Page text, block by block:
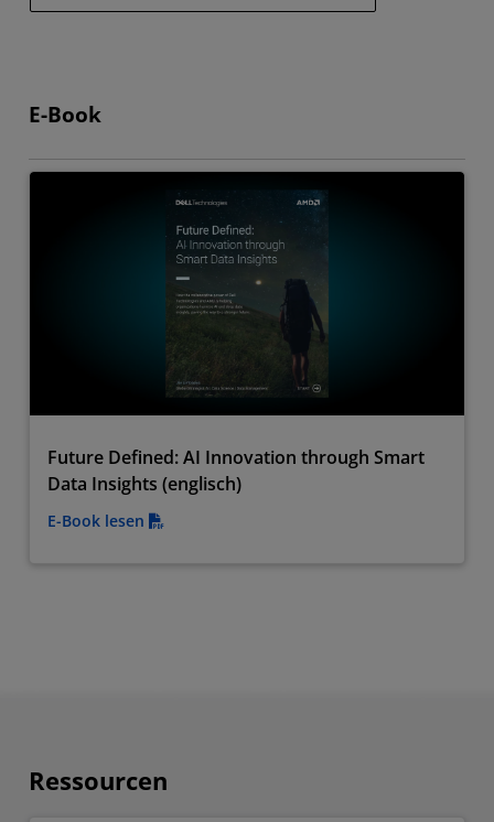
E-Book
Future Defined: AI Innovation through Smart
Data Insights (englisch)
E-Book lesen
Ressourcen